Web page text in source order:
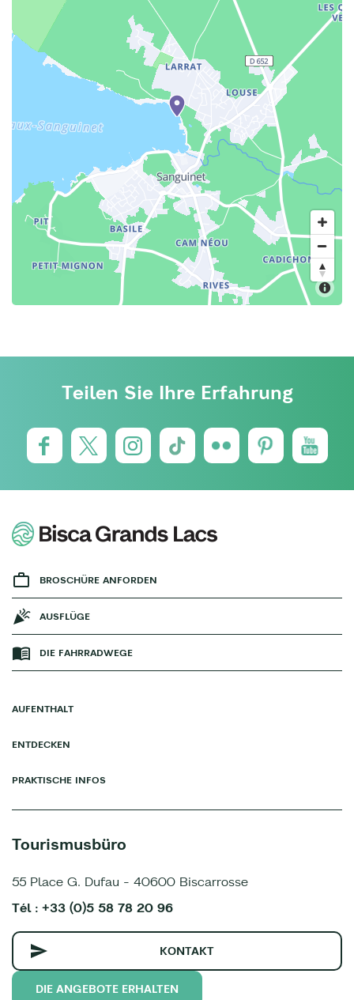
Teilen Sie Ihre Erfahrung
BROSCHÜRE ANFORDEN
AUSFLÜGE
DIE FAHRRADWEGE
AUFENTHALT
ENTDECKEN
PRAKTISCHE INFOS
Tourismusbüro
55 Place G. Dufau - 40600 Biscarrosse
Tél : +33 (0)5 58 78 20 96
KONTAKT
DIE ANGEBOTE ERHALTEN